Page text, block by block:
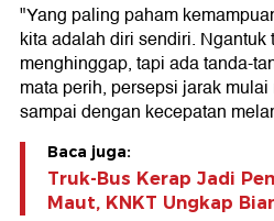
"Yang paling paham
kita adalah diri sendiri. Ngantuk
menghinggap, tapi ada tanda-
mata perih, persepsi jarak
sampai dengan kecepatan
Baca juga:
Truk-Bus Kerap Jadi
Maut, KNKT Ungkap